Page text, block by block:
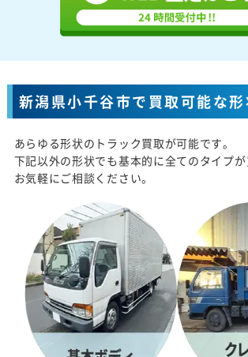
新潟県小千谷市で買取可能な
あらゆる形状のトラック買取が可能です。
下記以外の形状でも基本的に全てのタイプが
お気軽にご相談ください。